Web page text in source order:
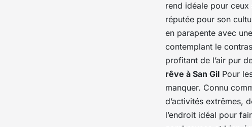
rend idéale pour
réputée pour son
en parapente avec
contemplant le
profitant de l’air pur
rêve à San Gil Pour
manquer. Connu
d’activités extrêmes,
l’endroit idéal pour